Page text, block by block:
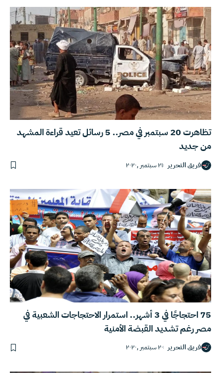
تظاهرت 20 سبتمبر في مصر.. 5 رسائل تعيد قراءة المشهد
من جديد
فريق التحرير ٢١ سبتمبر ,٢٠٢٠
75 احتجاجًا في 3 أشهر.. استمرار الاحتجاجات الشعبية في
مصر رغم تشديد القبضة الأمنية
فريق التحرير ٢٠ سبتمبر ,٢٠٢٠